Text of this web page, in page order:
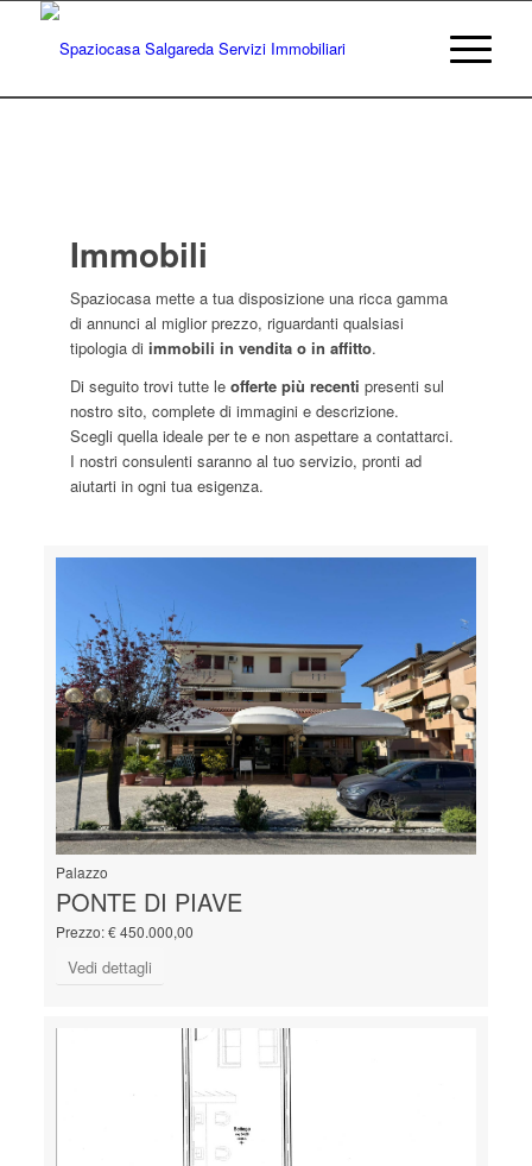
Immobili
Spaziocasa mette a tua disposizione una ricca gamma
di annunci al miglior prezzo, riguardanti qualsiasi
tipologia di immobili in vendita o in affitto.
Di seguito trovi tutte le offerte più recenti presenti sul
nostro sito, complete di immagini e descrizione.
Scegli quella ideale per te e non aspettare a contattarci.
I nostri consulenti saranno al tuo servizio, pronti ad
aiutarti in ogni tua esigenza.
Palazzo
PONTE DI PIAVE
Prezzo: € 450.000,00
Vedi dettagli